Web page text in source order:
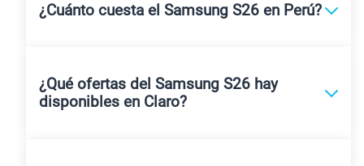
¿Cuánto cuesta el Samsung S26 en Perú?
¿Qué ofertas del Samsung S26 hay
disponibles en Claro?